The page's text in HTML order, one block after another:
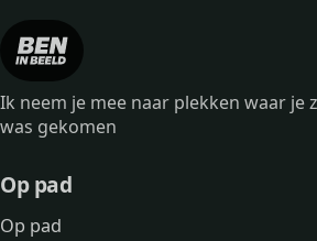
Ik neem je mee naar plekken waar je
was gekomen
Op pad
Op pad